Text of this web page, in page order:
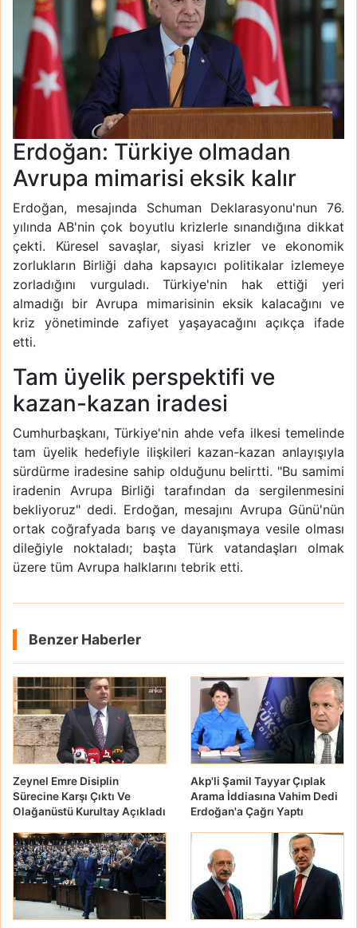
Erdoğan: Türkiye olmadan
Avrupa mimarisi eksik kalır
Erdoğan, mesajında Schuman Deklarasyonu'nun 76.
yılında AB'nin çok boyutlu krizlerle sınandığına dikkat
çekti. Küresel savaşlar, siyasi krizler ve ekonomik
zorlukların Birliği daha kapsayıcı politikalar izlemeye
zorladığını vurguladı. Türkiye'nin hak ettiği yeri
almadığı bir Avrupa mimarisinin eksik kalacağını ve
kriz yönetiminde zafiyet yaşayacağını açıkça ifade
etti.
Tam üyelik perspektifi ve
kazan-kazan iradesi
Cumhurbaşkanı, Türkiye'nin ahde vefa ilkesi temelinde
tam üyelik hedefiyle ilişkileri kazan-kazan anlayışıyla
sürdürme iradesine sahip olduğunu belirtti. "Bu samimi
iradenin Avrupa Birliği tarafından da sergilenmesini
bekliyoruz" dedi. Erdoğan, mesajını Avrupa Günü'nün
ortak coğrafyada barış ve dayanışmaya vesile olması
dileğiyle noktaladı; başta Türk vatandaşları olmak
üzere tüm Avrupa halklarını tebrik etti.
Benzer Haberler
Zeynel Emre Disiplin
Sürecine Karşı Çıktı Ve
Olağanüstü Kurultay Açıkladı
Akp'li Şamil Tayyar Çıplak
Arama İddiasına Vahim Dedi
Erdoğan'a Çağrı Yaptı